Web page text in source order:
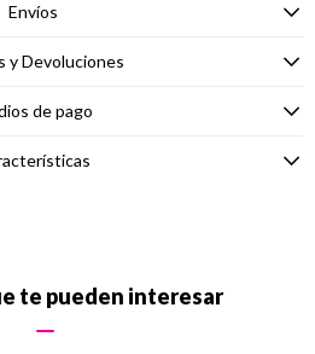
Envíos
y Devoluciones
de pago
te pueden interesar